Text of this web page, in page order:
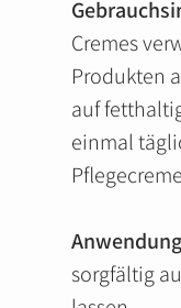
Cremes
Produkten
auf
einmal
sorgfältig